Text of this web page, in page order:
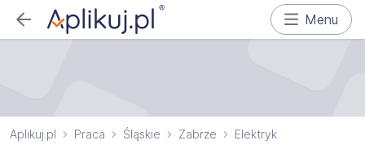
Menu
Aplikuj.pl Praca Śląskie Zabrze Elektryk